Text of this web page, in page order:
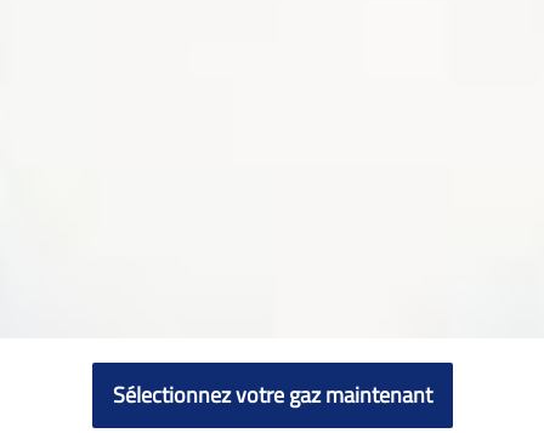
Sélectionnez votre gaz maintenant